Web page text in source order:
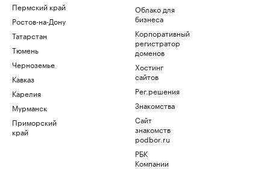
Пермский край
Ростов-на-Дону
Татарстан
Тюмень
Черноземье
Кавказ
Карелия
Мурманск
Приморский
край
Облако для
бизнеса
Корпоративный
регистратор
доменов
Хостинг
сайтов
Рег.решения
Знакомства
Сайт
знакомств
podbor.ru
РБК
Компании